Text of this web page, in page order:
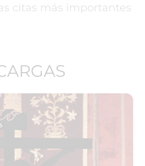
citas más importantes